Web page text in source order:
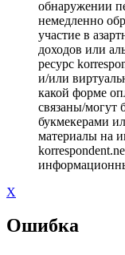
обнаружении
немедленно
участие в
доходов или
ресурс
и/или
какой форме
связаны/могут
букмекерами
материалы на
X
Ошибка